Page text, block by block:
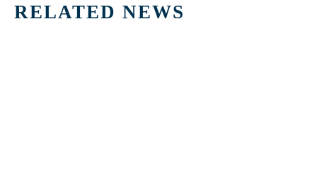
RELATED NEWS